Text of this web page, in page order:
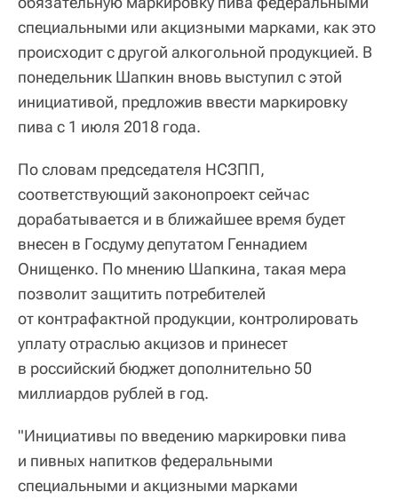
специальными или акцизными марками, как это
происходит с другой алкогольной продукцией. В
понедельник Шапкин вновь выступил с этой
инициативой, предложив ввести маркировку
пива с 1 июля 2018 года.
По словам председателя НСЗПП,
соответствующий законопроект сейчас
дорабатывается и в ближайшее время будет
внесен в Госдуму депутатом Геннадием
Онищенко. По мнению Шапкина, такая мера
позволит защитить потребителей
от контрафактной продукции, контролировать
уплату отраслью акцизов и принесет
в российский бюджет дополнительно 50
миллиардов рублей в год.
"Инициативы по введению маркировки пива
и пивных напитков федеральными
специальными и акцизными марками